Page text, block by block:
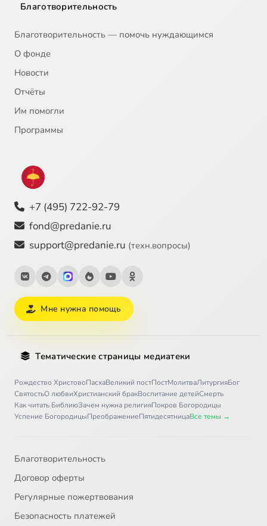
Благотворительность
Благотворительность — помочь нуждающимся
О фонде
Новости
Отчёты
Им помогли
Программы
+7 (495) 722-92-79
fond@predanie.ru
support@predanie.ru (техн.вопросы)
Мне нужна помощь
Тематические страницы медиатеки
Рождество ХристовоПасхаВеликий постПостМолитваЛитургияБог
СвятостьО любвиХристианский бракВоспитание детейСмерть
Как читать БиблиюЗачем нужна религияПокров Богородицы
Успение БогородицыПреображениеПятидесятницаВсе темы →
Благотворительность
Договор оферты
Регулярные пожертвования
Безопасность платежей